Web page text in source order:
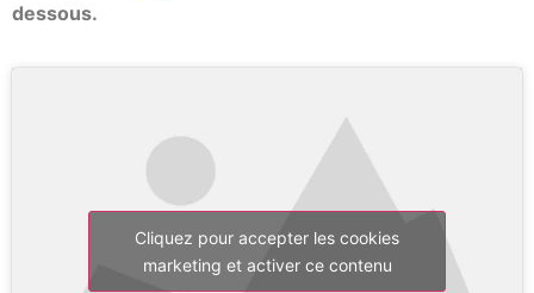
dessous.
Cliquez pour accepter les cookies
marketing et activer ce contenu